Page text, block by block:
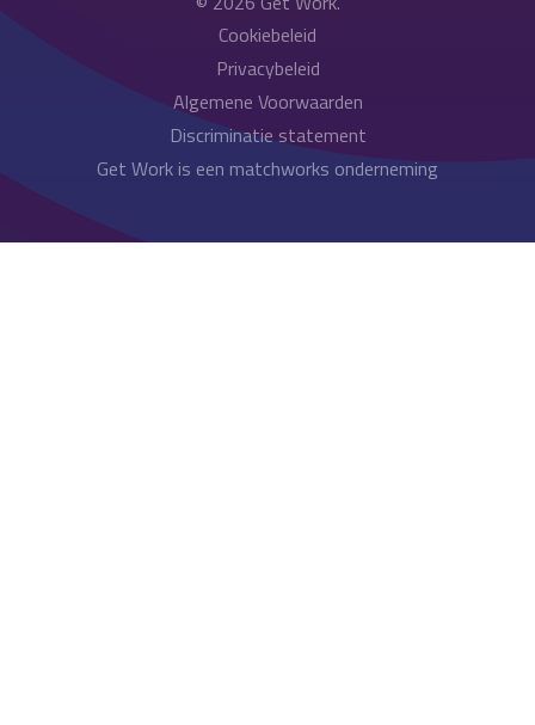
Cookiebeleid
Privacybeleid
Algemene Voorwaarden
Discriminatie statement
Get Work is een matchworks onderneming